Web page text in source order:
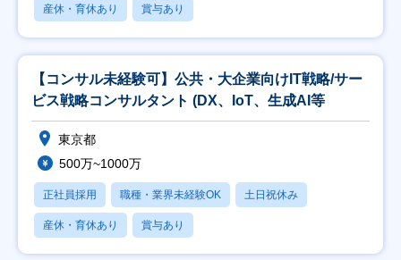
産休・育休あり 賞与あり
【コンサル未経験可】公共・大企業向けIT戦略/サー
ビス戦略コンサルタント (DX、IoT、生成AI等
東京都
500万~1000万
正社員採用 職種・業界未経験OK 土日祝休み
産休・育休あり 賞与あり